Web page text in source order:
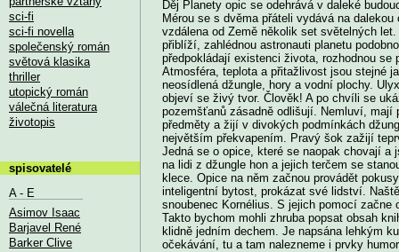
Děj Planety opic se odehrává v daleké
Mérou se s dvěma přáteli vydává na
vzdálena od Země několik set světelných
přiblíží, zahlédnou astronauti planetu
předpokládají existenci života, rozhodnou se
Atmosféra, teplota a přitažlivost jsou stejné
neosídlená džungle, hory a vodní plochy.
objeví se živý tvor. Člověk! A po chvíli se
pozemšťanů zásadně odlišují. Nemluví,
předměty a žijí v divokých podmínkách
největším překvapením. Pravý šok zažijí
Jedná se o opice, které se naopak chovají a
na lidi z džungle hon a jejich terčem se
klece. Opice na něm začnou provádět
inteligentní bytost, prokázat své lidství.
snoubenec Kornélius. S jejich pomocí
Takto bychom mohli zhruba popsat obsah
klidně jedním dechem. Je napsána lehkým
očekávání, tu a tam nalezneme i prvky
sci-fi
sci-fi novella
společenský román
světová klasika
thriller
utopický román
válečná literatura
životopis
spisovatelé
A - E
Asimov Isaac
Barjavel René
Barker Clive